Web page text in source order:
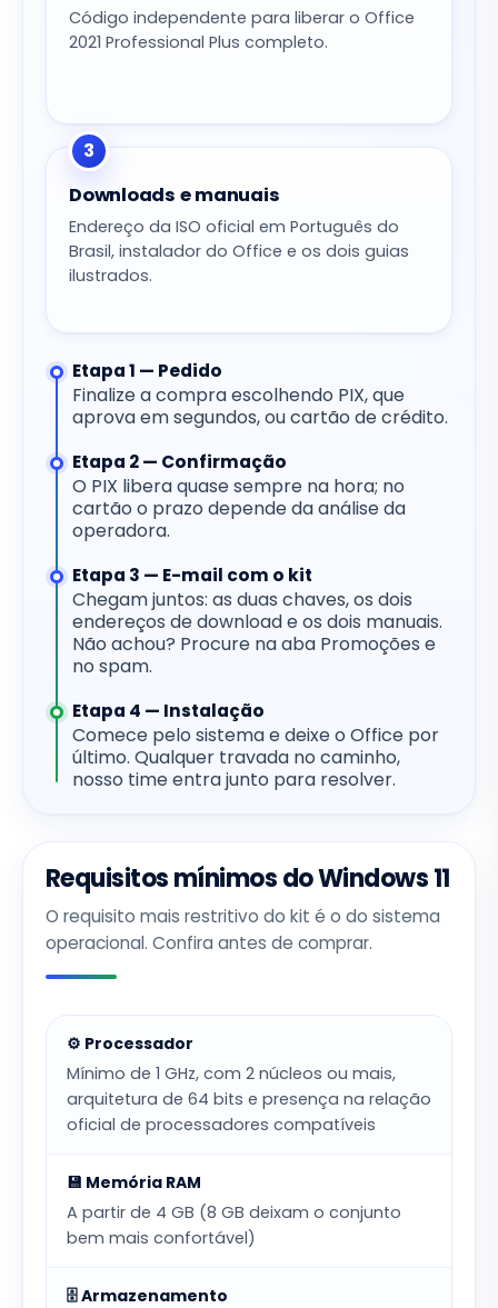
Código independente para liberar o Office
2021 Professional Plus completo.
3
Downloads e manuais
Endereço da ISO oficial em Português do
Brasil, instalador do Office e os dois guias
ilustrados.
Etapa 1 — Pedido
Finalize a compra escolhendo PIX, que
aprova em segundos, ou cartão de crédito.
Etapa 2 — Confirmação
O PIX libera quase sempre na hora; no
cartão o prazo depende da análise da
operadora.
Etapa 3 — E-mail com o kit
Chegam juntos: as duas chaves, os dois
endereços de download e os dois manuais.
Não achou? Procure na aba Promoções e
no spam.
Etapa 4 — Instalação
Comece pelo sistema e deixe o Office por
último. Qualquer travada no caminho,
nosso time entra junto para resolver.
Requisitos mínimos do Windows 11
O requisito mais restritivo do kit é o do sistema
operacional. Confira antes de comprar.
⚙️ Processador
Mínimo de 1 GHz, com 2 núcleos ou mais,
arquitetura de 64 bits e presença na relação
oficial de processadores compatíveis
💾 Memória RAM
A partir de 4 GB (8 GB deixam o conjunto
bem mais confortável)
🗄️ Armazenamento